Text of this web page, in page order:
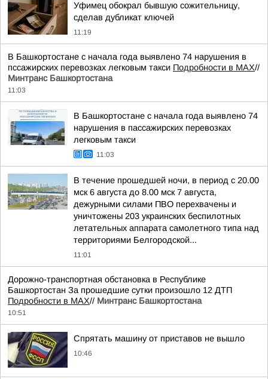
Уфимец обокрал бывшую сожительницу,
сделав дубликат ключей
11:19
В Башкортостане с начала года выявлено 74 нарушения в
пссажирских перевозках легковым такси Подробности в MAX//
Минтранс Башкортостана
11:03
В Башкортостане с начала года выявлено 74
нарушения в пассажирских перевозках
легковым такси
11:03
В течение прошедшей ночи, в период с 20.00
мск 6 августа до 8.00 мск 7 августа,
дежурными силами ПВО перехвачены и
уничтожены 203 украинских беспилотных
летательных аппарата самолетного типа над
территориями Белгородской...
11:01
Дорожно-транспортная обстановка в Республике
Башкортостан За прошедшие сутки произошло 12 ДТП
Подробности в MAX// Минтранс Башкортостана
10:51
Спрятать машину от приставов не вышло
10:46